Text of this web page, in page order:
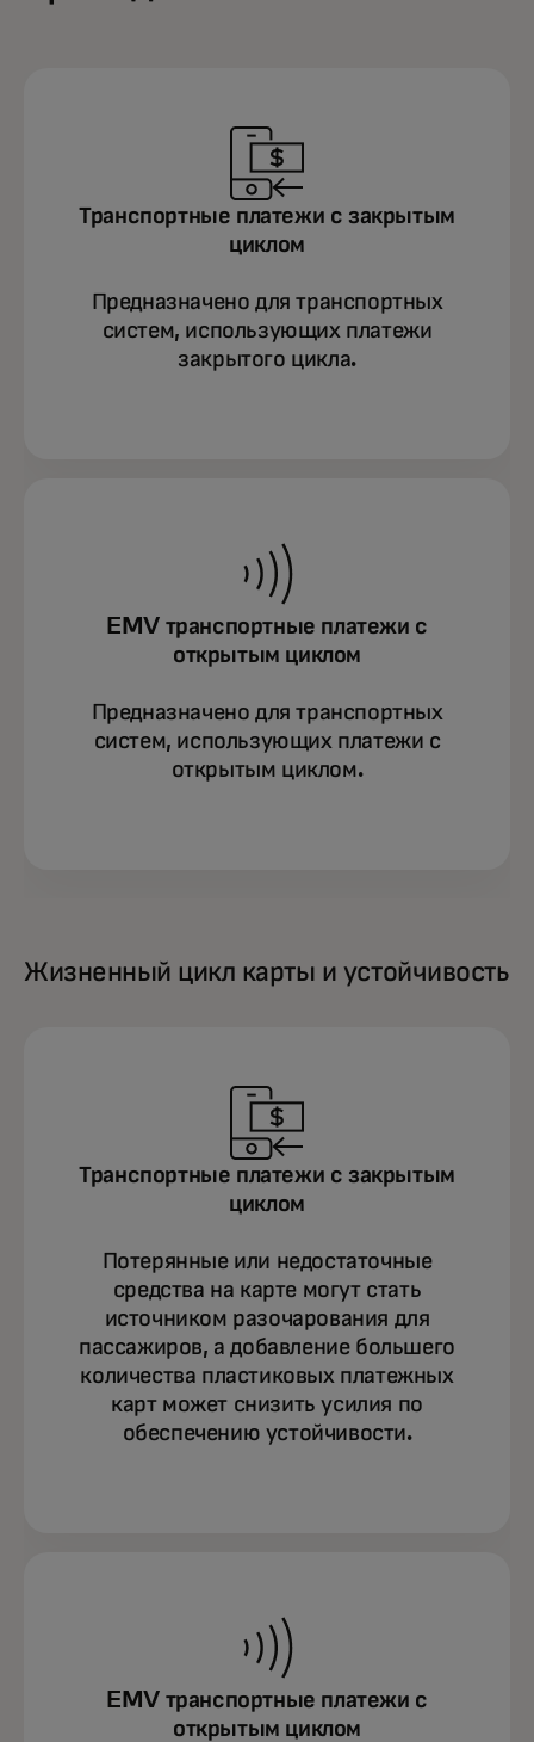
Транспортные платежи с закрытым
циклом
Предназначено для транспортных
систем, использующих платежи
закрытого цикла.
EMV транспортные платежи с
открытым циклом
Предназначено для транспортных
систем, использующих платежи с
открытым циклом.
Жизненный цикл карты и устойчивость
Транспортные платежи с закрытым
циклом
Потерянные или недостаточные
средства на карте могут стать
источником разочарования для
пассажиров, а добавление большего
количества пластиковых платежных
карт может снизить усилия по
обеспечению устойчивости.
EMV транспортные платежи с
открытым циклом